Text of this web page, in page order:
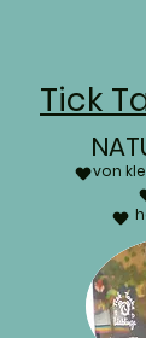
Tick
von